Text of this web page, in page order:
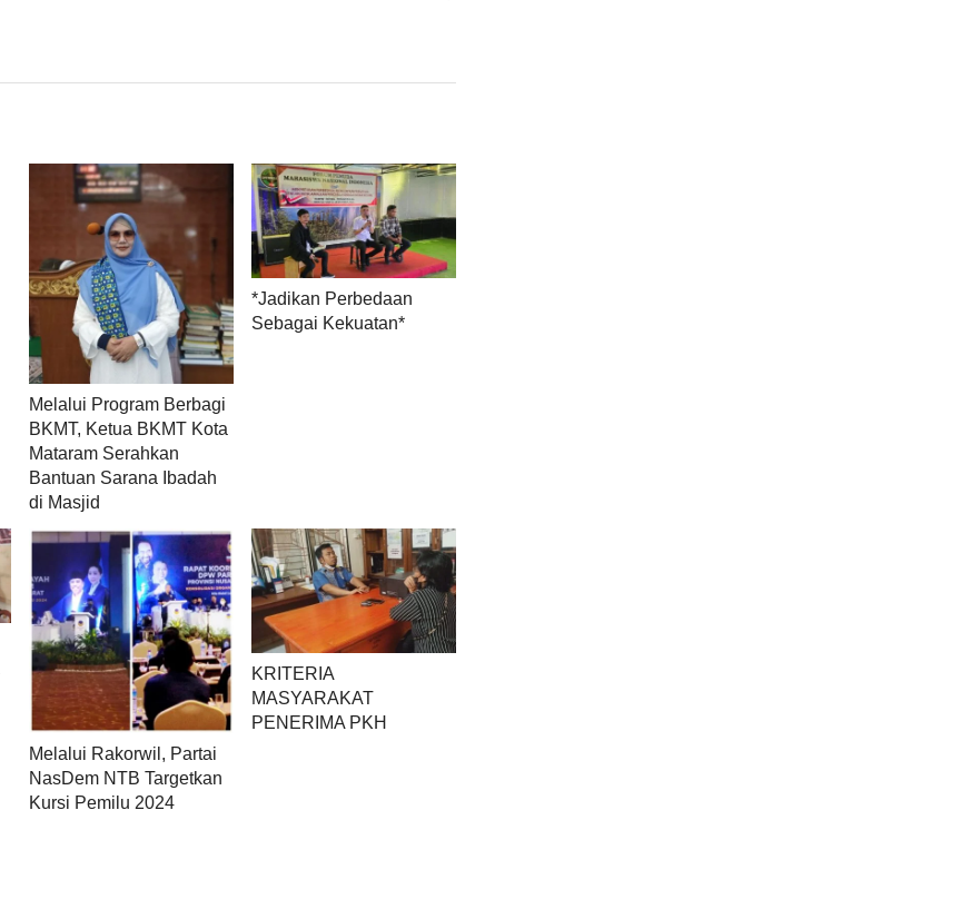
Melalui Program Berbagi
BKMT, Ketua BKMT Kota
Mataram Serahkan
Bantuan Sarana Ibadah
di Masjid
*Jadikan Perbedaan
Sebagai Kekuatan*
Melalui Rakorwil, Partai
NasDem NTB Targetkan
Kursi Pemilu 2024
KRITERIA
MASYARAKAT
PENERIMA PKH